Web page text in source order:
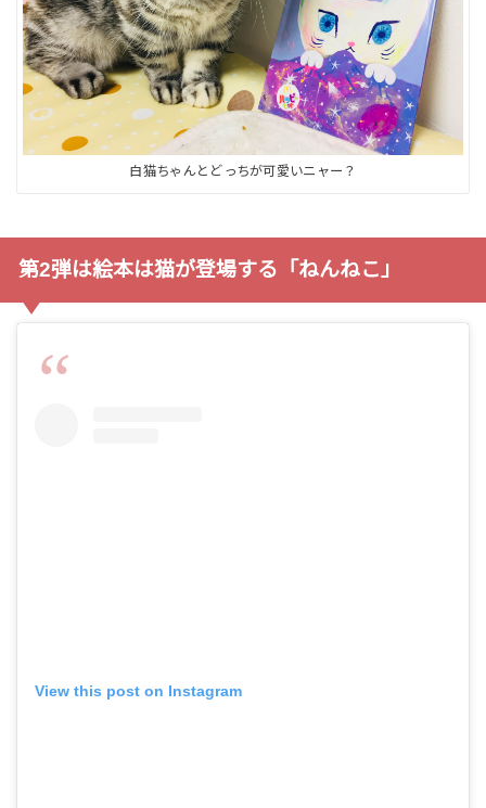
白猫ちゃんとどっちが可愛いニャー？
第2弾は絵本は猫が登場する「ねんねこ」
View this post on Instagram